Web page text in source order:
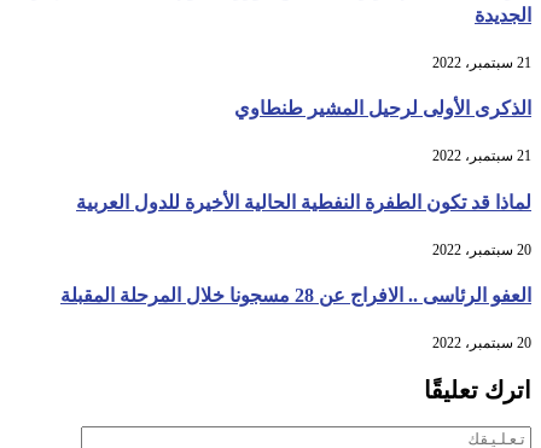
الجديدة
21 سبتمبر، 2022
الذكرى الأولى لرحيل المشير طنطاوي
21 سبتمبر، 2022
لماذا قد تكون الطفرة النفطية الحالية الأخيرة للدول العربية
20 سبتمبر، 2022
العفو الرئاسى .. الافراج عن 28 مسجونا خلال المرحلة المقبلة
20 سبتمبر، 2022
اترك تعليقًا